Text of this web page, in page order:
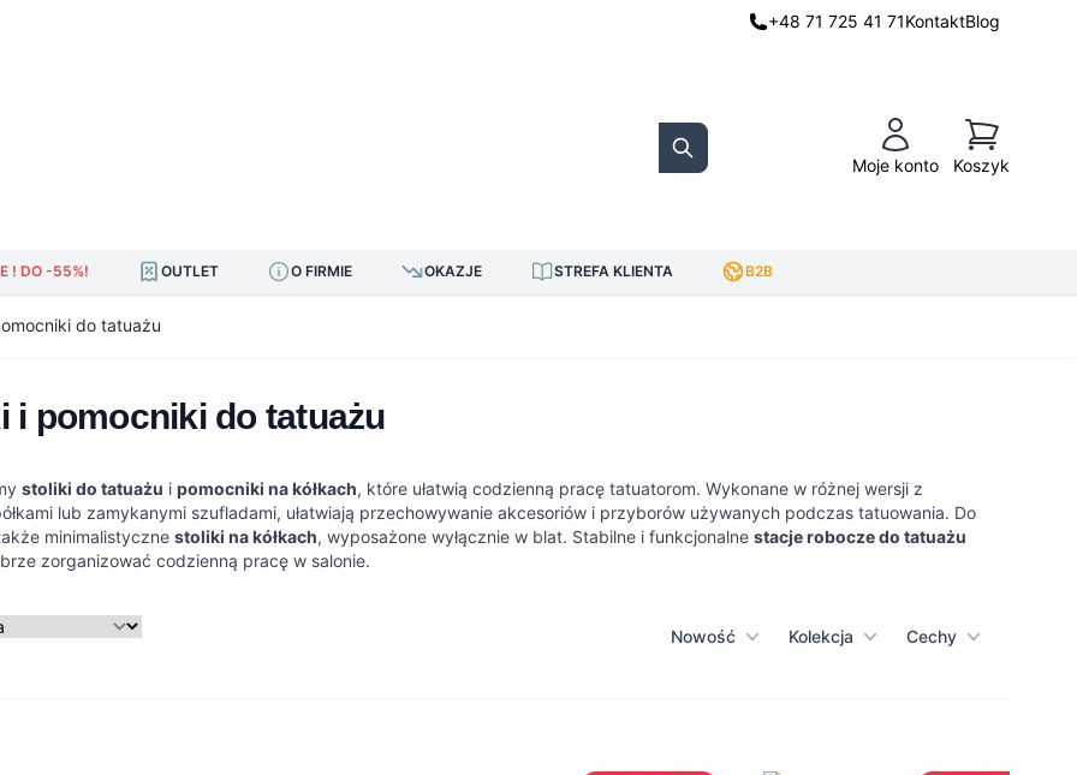
+48 71 725 41 71KontaktBlog
Search Moje konto
Koszyk
Koszyk
! DO -55%! OUTLET O FIRMIE OKAZJE STREFA KLIENTA B2B
do tatuażu
i pomocniki do tatuażu
stoliki do tatuażu i pomocniki na kółkach, które ułatwią codzienną pracę tatuatorom. Wykonane w różnej wersji z
lub zamykanymi szufladami, ułatwiają przechowywanie akcesoriów i przyborów używanych podczas tatuowania. Do
minimalistyczne stoliki na kółkach, wyposażone wyłącznie w blat. Stabilne i funkcjonalne stacje robocze do tatuażu
zorganizować codzienną pracę w salonie.
Nowość Kolekcja Cechy